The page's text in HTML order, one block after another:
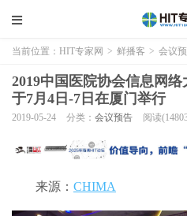
当前位置： HIT专家网 > 鲜播客 > 会议
2019中国医院协会信息网
于7月4日-7日在厦门举行
2019-05-24 分类： 会议预告 阅读
来源： CHIMA